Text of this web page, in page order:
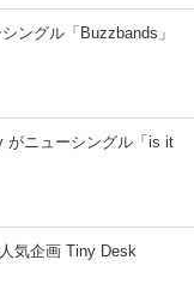
ングル「Buzzbands」
がニューシングル「is it
気企画 Tiny Desk